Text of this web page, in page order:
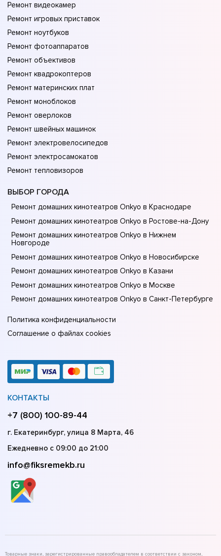
Ремонт видеокамер
Ремонт игровых приставок
Ремонт ноутбуков
Ремонт фотоаппаратов
Ремонт объективов
Ремонт квадрокоптеров
Ремонт материнских плат
Ремонт моноблоков
Ремонт оверлоков
Ремонт швейных машинок
Ремонт электровелосипедов
Ремонт электросамокатов
Ремонт тепловизоров
ВЫБОР ГОРОДА
Ремонт домашних кинотеатров Onkyo в Краснодаре
Ремонт домашних кинотеатров Onkyo в Ростове-на-Донy
Ремонт домашних кинотеатров Onkyo в Нижнем
Новгороде
Ремонт домашних кинотеатров Onkyo в Новосибирске
Ремонт домашних кинотеатров Onkyo в Казани
Ремонт домашних кинотеатров Onkyo в Москве
Ремонт домашних кинотеатров Onkyo в Санкт-Петербурге
Политика конфиденциальности
Соглашение о файлах cookies
КОНТАКТЫ
+7 (800) 100-89-44
г. Екатеринбург, улица 8 Марта, 46
Ежедневно с 09:00 до 21:00
info@fiksremekb.ru
Товарные знаки, зарегистрированные правообладателем в соответствии с законом,